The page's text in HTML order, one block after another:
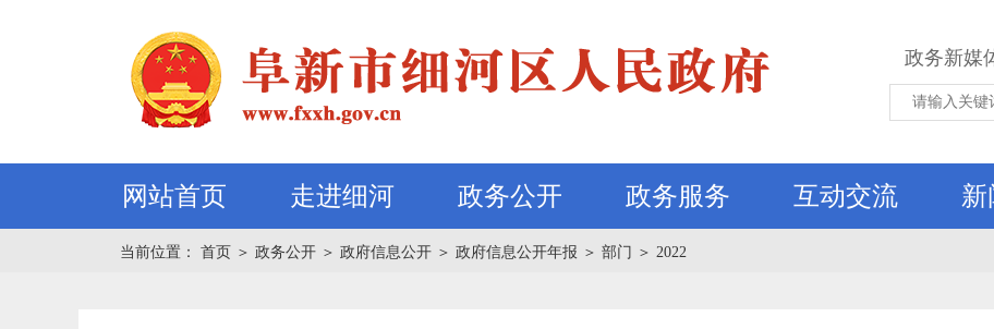
政务新媒
网站首页 走进细河 政务公开 政务服务 互动交流 新
当前位置： 首页 ＞ 政务公开 ＞ 政府信息公开 ＞ 政府信息公开年报 ＞ 部门 ＞ 2022